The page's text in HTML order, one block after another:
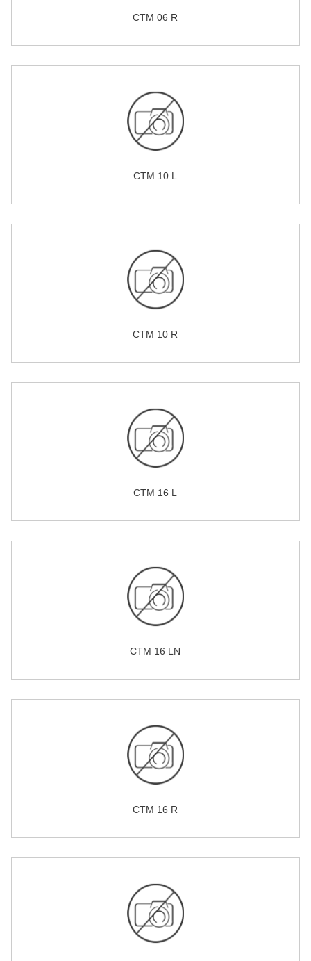
CTM 06 R
CTM 10 L
CTM 10 R
CTM 16 L
CTM 16 LN
CTM 16 R